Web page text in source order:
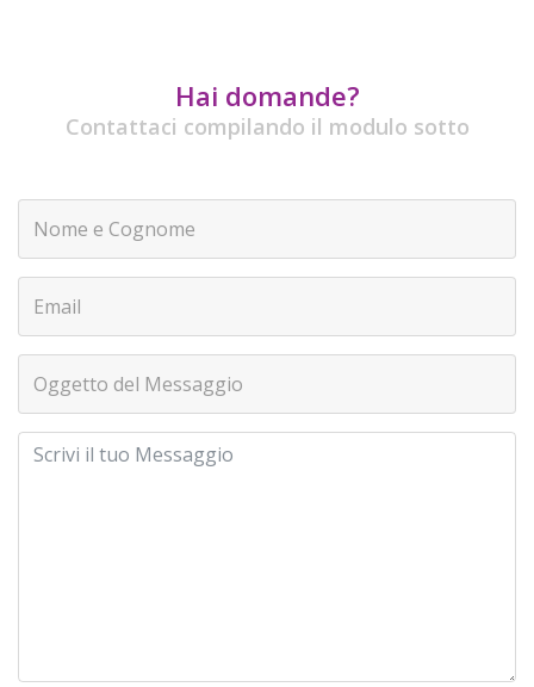
Hai domande?
Contattaci compilando il modulo sotto